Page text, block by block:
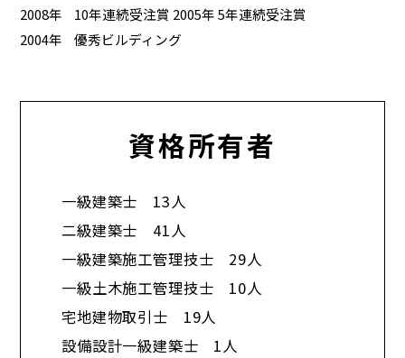
2008年
10年連続受注賞 2005年 5年連続受注賞
2004年
優秀ビルディング
資格所有者
一級建築士 13人
二級建築士 41人
一級建築施工管理技士 29人
一級土木施工管理技士 10人
宅地建物取引士 19人
設備設計一級建築士 1人